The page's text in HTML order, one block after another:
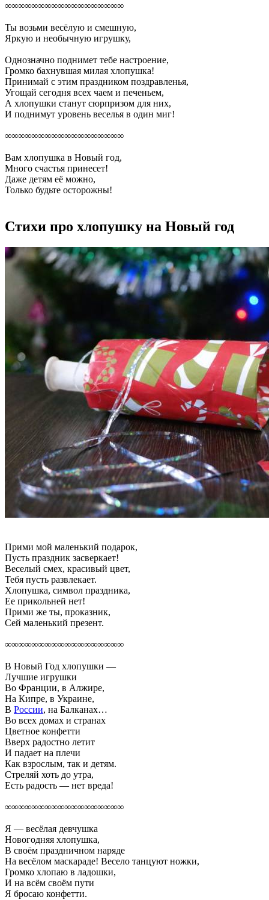
∞∞∞∞∞∞∞∞∞∞∞∞∞∞∞∞∞∞
Ты возьми весёлую и смешную,
Яркую и необычную игрушку,
Однозначно поднимет тебе настроение,
Громко бахнувшая милая хлопушка!
Принимай с этим праздником поздравленья,
Угощай сегодня всех чаем и печеньем,
А хлопушки станут сюрпризом для них,
И поднимут уровень веселья в один миг!
∞∞∞∞∞∞∞∞∞∞∞∞∞∞∞∞∞∞
Вам хлопушка в Новый год,
Много счастья принесет!
Даже детям её можно,
Только будьте осторожны!
Стихи про хлопушку на Новый год
Прими мой маленький подарок,
Пусть праздник засверкает!
Веселый смех, красивый цвет,
Тебя пусть развлекает.
Хлопушка, символ праздника,
Ее прикольней нет!
Прими же ты, проказник,
Сей маленький презент.
∞∞∞∞∞∞∞∞∞∞∞∞∞∞∞∞∞∞
В Новый Год хлопушки —
Лучшие игрушки
Во Франции, в Алжире,
На Кипре, в Украине,
В России, на Балканах…
Во всех домах и странах
Цветное конфетти
Вверх радостно летит
И падает на плечи
Как взрослым, так и детям.
Стреляй хоть до утра,
Есть радость — нет вреда!
∞∞∞∞∞∞∞∞∞∞∞∞∞∞∞∞∞∞
Я — весёлая девчушка
Новогодняя хлопушка,
В своём праздничном наряде
На весёлом маскараде! Весело танцуют ножки,
Громко хлопаю в ладошки,
И на всём своём пути
Я бросаю конфетти.